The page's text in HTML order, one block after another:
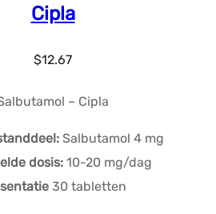
Cipla
$12.67
– Cipla
Salbutamol 4 mg
dosis: 10-20 mg/dag
30 tabletten